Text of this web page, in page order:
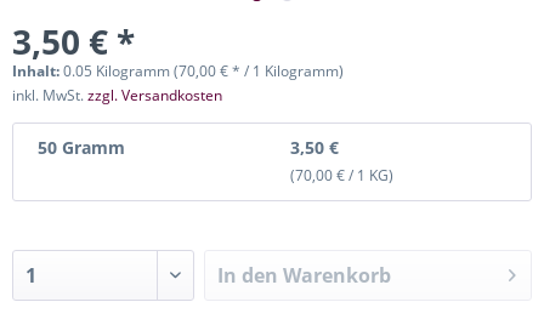
3,50 € *
Inhalt:0.05 Kilogramm (70,00 € * / 1 Kilogramm)
inkl. MwSt.zzgl. Versandkosten
50 Gramm 3,50 €
(70,00 € / 1 KG)
In den Warenkorb